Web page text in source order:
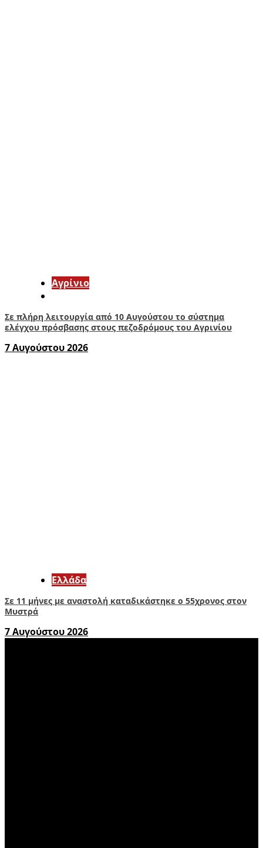
Aγρίνιο
Σε πλήρη λειτουργία από 10 Αυγούστου το σύστημα
ελέγχου πρόσβασης στους πεζοδρόμους του Αγρινίου
7 Αυγούστου 2026
Ελλάδα
Σε 11 μήνες με αναστολή καταδικάστηκε ο 55χρονος στον
Μυστρά
7 Αυγούστου 2026